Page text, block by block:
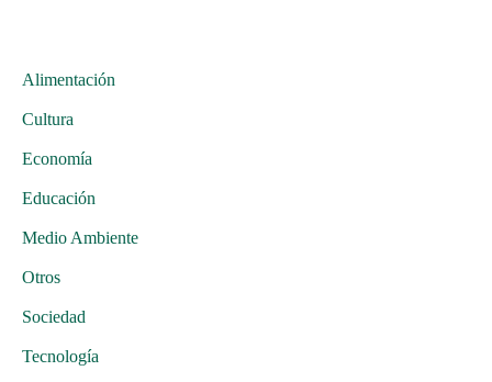
Alimentación
Cultura
Economía
Educación
Medio Ambiente
Otros
Sociedad
Tecnología